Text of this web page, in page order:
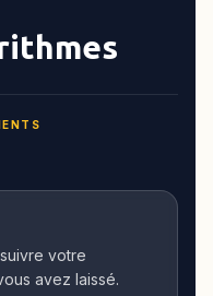
votre
avez laissé.